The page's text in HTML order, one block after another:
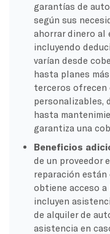
garantías de
según sus
ahorrar dinero al
incluyendo
varían desde
hasta planes
terceros ofrecen
personalizables,
hasta
garantiza una
Beneficios
de un proveedor
reparación
obtiene acceso
incluyen
de alquiler de
asistencia en